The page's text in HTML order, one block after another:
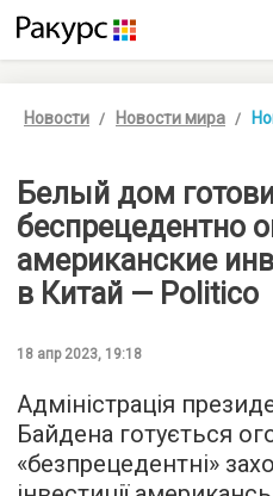
Новости Новости мира
Белый дом
беспрецедентно
американские
в Китай — Politico
18 апр 2023, 19:18
Адміністрація
Байдена готується
«безпрецедентні»